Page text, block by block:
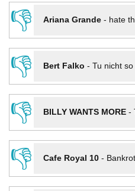
👎
Ariana Grande- hate
👎
Bert Falko - Tu nicht so
👎
BILLY WANTS MORE-
👎
Cafe Royal 10-